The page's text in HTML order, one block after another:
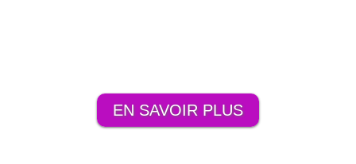
EN SAVOIR PLUS